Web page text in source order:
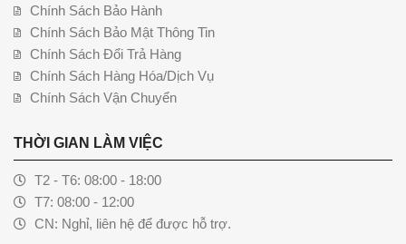
Chính Sách Bảo Hành
Chính Sách Bảo Mật Thông Tin
Chính Sách Đổi Trả Hàng
Chính Sách Hàng Hóa/Dịch Vụ
Chính Sách Vận Chuyển
THỜI GIAN LÀM VIỆC
T2 - T6: 08:00 - 18:00
T7: 08:00 - 12:00
CN: Nghỉ, liên hệ để được hỗ trợ.